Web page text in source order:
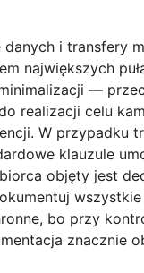
danych i transfery
największych
—
realizacji celu
W przypadku
klauzule
objęty jest
bo przy
znacznie